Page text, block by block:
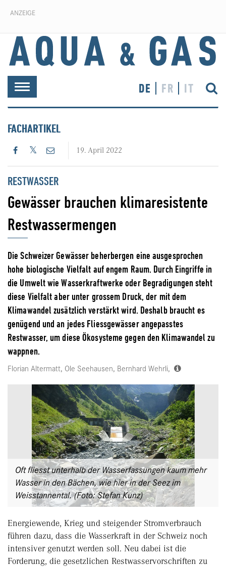
ANZEIGE
Toggle
navigation
DE FR IT
FACHARTIKEL
19. April 2022
RESTWASSER
Gewässer brauchen klimaresistente
Restwassermengen
Die Schweizer Gewässer beherbergen eine ausgesprochen
hohe biologische Vielfalt auf engem Raum. Durch Eingriffe in
die Umwelt wie Wasserkraftwerke oder Begradigungen steht
diese Vielfalt aber unter grossem Druck, der mit dem
Klimawandel zusätzlich verstärkt wird. Deshalb braucht es
genügend und an jedes Fliessgewässer angepasstes
Restwasser, um diese Ökosysteme gegen den Klimawandel zu
wappnen.
Florian Altermatt, Ole Seehausen, Bernhard Wehrli,
Oft fliesst unterhalb der Wasserfassungen kaum mehr
Wasser in den Bächen, wie hier in der Seez im
Weisstannental. (Foto: Stefan Kunz)
Energiewende, Krieg und steigender Stromverbrauch
führen dazu, dass die Wasserkraft in der Schweiz noch
intensiver genutzt werden soll. Neu dabei ist die
Forderung, die gesetzlichen Restwasservorschriften zu